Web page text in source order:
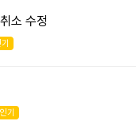
소 수정
인기